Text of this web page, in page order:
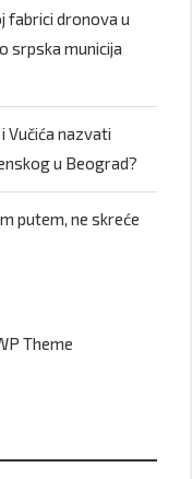
fabrici dronova u
srpska municija
Vučića nazvati
u Beograd?
putem, ne skreće